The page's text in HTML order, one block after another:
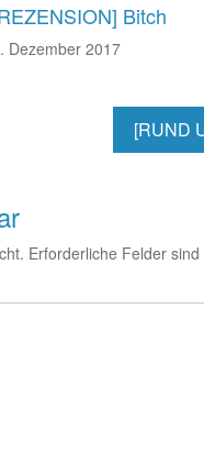
Bitch
Dezember 2017
[RUND
Erforderliche Felder sind